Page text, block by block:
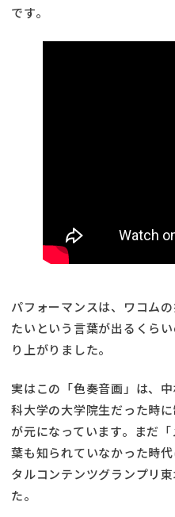
です。
パフォーマンスは、ワコム
たいという言葉が出るくら
り上がりました。
実はこの「色奏音画」は、
科大学の大学院生だった時
が元になっています。まだ
葉も知られていなかった時
タルコンテンツグランプリ
た。